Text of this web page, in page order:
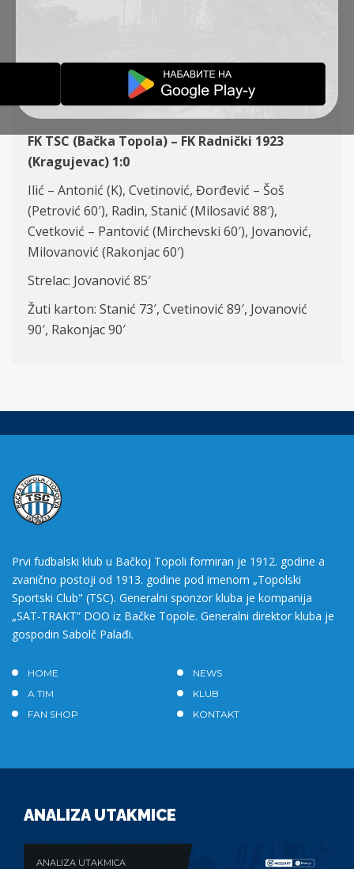
13-08-2023
FK TSC (Bačka Topola) – FK Radnički 1923
(Kragujevac) 1:0
Ilić – Antonić (K), Cvetinović, Đorđević – Šoš
(Petrović 60′), Radin, Stanić (Milosavić 88′),
Cvetković – Pantović (Mirchevski 60′), Jovanović,
Milovanović (Rakonjac 60′)
Strelac: Jovanović 85′
Žuti karton: Stanić 73′, Cvetinović 89′, Jovanović
90′, Rakonjac 90′
Prvi fudbalski klub u Bačkoj Topoli formiran je 1912. godine a
zvanično postoji od 1913. godine pod imenom „Topolski
Sportski Club" (TSC). Generalni sponzor kluba je kompanija
„SAT-TRAKT” DOO iz Bačke Topole. Generalni direktor kluba je
gospodin Sabolč Palađi.
HOME
NEWS
A TIM
KLUB
FAN SHOP
KONTAKT
ANALIZA UTAKMICE
ANALIZA UTAKMICA